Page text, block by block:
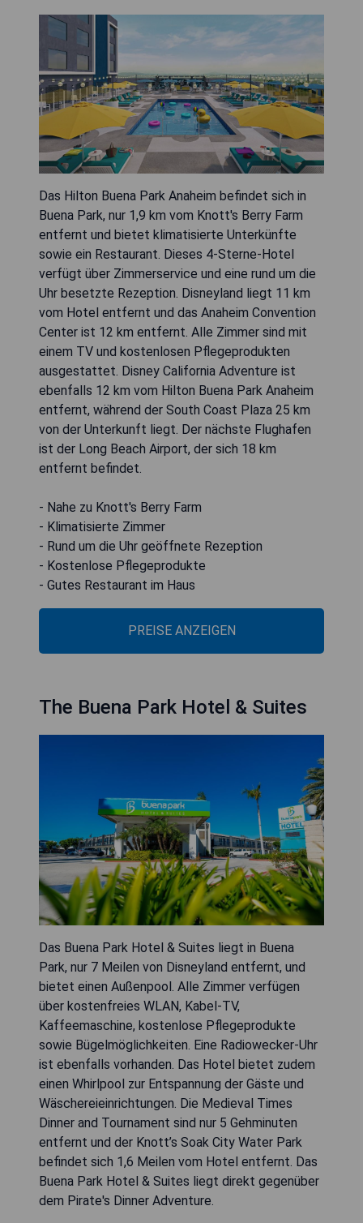
Das Hilton Buena Park Anaheim befindet sich in
Buena Park, nur 1,9 km vom Knott's Berry Farm
entfernt und bietet klimatisierte Unterkünfte
sowie ein Restaurant. Dieses 4-Sterne-Hotel
verfügt über Zimmerservice und eine rund um die
Uhr besetzte Rezeption. Disneyland liegt 11 km
vom Hotel entfernt und das Anaheim Convention
Center ist 12 km entfernt. Alle Zimmer sind mit
einem TV und kostenlosen Pflegeprodukten
ausgestattet. Disney California Adventure ist
ebenfalls 12 km vom Hilton Buena Park Anaheim
entfernt, während der South Coast Plaza 25 km
von der Unterkunft liegt. Der nächste Flughafen
ist der Long Beach Airport, der sich 18 km
entfernt befindet.
- Nahe zu Knott's Berry Farm
- Klimatisierte Zimmer
- Rund um die Uhr geöffnete Rezeption
- Kostenlose Pflegeprodukte
- Gutes Restaurant im Haus
PREISE ANZEIGEN
The Buena Park Hotel & Suites
Das Buena Park Hotel & Suites liegt in Buena
Park, nur 7 Meilen von Disneyland entfernt, und
bietet einen Außenpool. Alle Zimmer verfügen
über kostenfreies WLAN, Kabel-TV,
Kaffeemaschine, kostenlose Pflegeprodukte
sowie Bügelmöglichkeiten. Eine Radiowecker-Uhr
ist ebenfalls vorhanden. Das Hotel bietet zudem
einen Whirlpool zur Entspannung der Gäste und
Wäschereieinrichtungen. Die Medieval Times
Dinner and Tournament sind nur 5 Gehminuten
entfernt und der Knott’s Soak City Water Park
befindet sich 1,6 Meilen vom Hotel entfernt. Das
Buena Park Hotel & Suites liegt direkt gegenüber
dem Pirate's Dinner Adventure.